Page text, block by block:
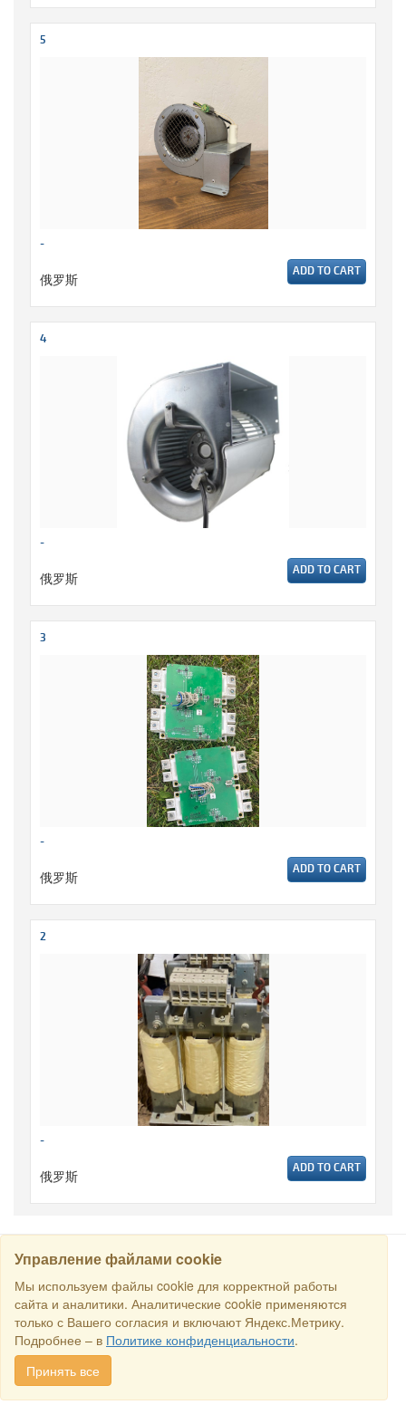
5
-
俄罗斯 ADD TO CART
4
-
俄罗斯 ADD TO CART
3
-
俄罗斯 ADD TO CART
2
-
俄罗斯 ADD TO CART
Управление файлами cookie
Мы используем файлы cookie для корректной работы
сайта и аналитики. Аналитические cookie применяются
только с Вашего согласия и включают Яндекс.Метрику.
Подробнее – в Политике конфиденциальности.
Принять все
保留所有权利 © 2016商业交易所“俄罗斯-新加坡商业理事会”. E-
mail:sales@rstradehouse.com, 地址: 俄罗斯，莫斯科，Malaya
Pirogovskaya str., 16, Moscow, Russia.
Consent for processing personal data